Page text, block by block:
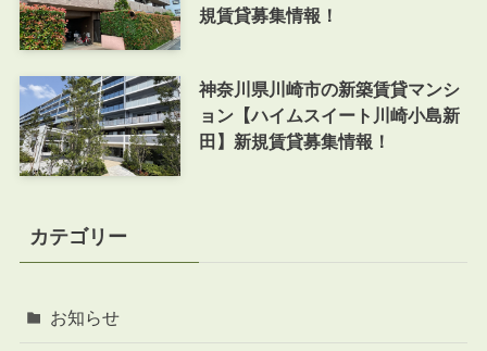
規賃貸募集情報！
神奈川県川崎市の新築賃貸マンシ
ョン【ハイムスイート川崎小島新
田】新規賃貸募集情報！
カテゴリー
お知らせ